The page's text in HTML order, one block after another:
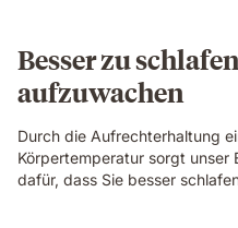
Besser zu
aufzuwachen
Durch die Aufrechterhaltung
Körpertemperatur sorgt unser
dafür, dass Sie besser